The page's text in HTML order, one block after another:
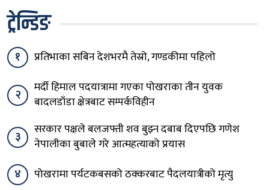
ट्रेन्डिङ
१ प्रतिभाका सबिन देशभरमै तेस्रो, गण्डकीमा पहिलो
२
मर्दी हिमाल पदयात्रामा गएका पोखराका तीन युवक
बादलडाँडा क्षेत्रबाट सम्पर्कविहीन
३
सरकार पक्षले बलजफ्ती शव बुझ्न दबाब दिएपछि गणेश
नेपालीका बुबाले गरे आत्महत्याको प्रयास
४
पोखरामा पर्यटकबसको ठक्करबाट पैदलयात्रीको मृत्यु